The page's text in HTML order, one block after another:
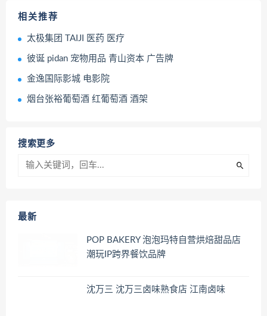
相关推荐
太极集团 TAIJI 医药 医疗
彼诞 pidan 宠物用品 青山资本 广告牌
金逸国际影城 电影院
烟台张裕葡萄酒 红葡萄酒 酒架
搜索更多
最新
POP BAKERY 泡泡玛特自营烘焙甜品店
潮玩IP跨界餐饮品牌
沈万三 沈万三卤味熟食店 江南卤味